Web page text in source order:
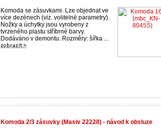
Komoda se zásuvkami. Lze objednat ve
více dezénech (viz. volitelné parametry).
Nožky a úchytky jsou vyrobeny z
tvrzeného plastu stříbrné barvy.
Dodáváno v demontu. Rozměry: šířka ...
Komoda 2/3 zásuvky (Masiv 22228) - návod k obsluze